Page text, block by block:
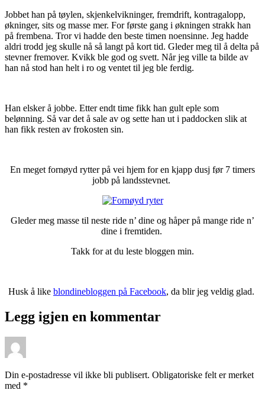
Jobbet han på tøylen, skjenkelvikninger, fremdrift, kontragalopp,
økninger, sits og masse mer. For første gang i økningen strakk han
på frembena. Tror vi hadde den beste timen noensinne. Jeg hadde
aldri trodd jeg skulle nå så langt på kort tid. Gleder meg til å delta på
stevner fremover. Kvikk ble god og svett. Når jeg ville ta bilde av
han nå stod han helt i ro og ventet til jeg ble ferdig.
Han elsker å jobbe. Etter endt time fikk han gult eple som
belønning. Så var det å sale av og sette han ut i paddocken slik at
han fikk resten av frokosten sin.
En meget fornøyd rytter på vei hjem for en kjapp dusj før 7 timers
jobb på landsstevnet.
Gleder meg masse til neste ride n’ dine og håper på mange ride n’
dine i fremtiden.
Takk for at du leste bloggen min.
Husk å like blondinebloggen på Facebook, da blir jeg veldig glad.
Legg igjen en kommentar
Din e-postadresse vil ikke bli publisert. Obligatoriske felt er merket
med *